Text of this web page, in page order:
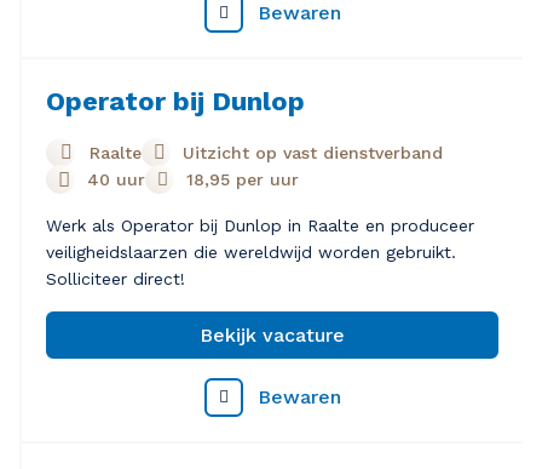
Bewaren
Operator bij Dunlop
Raalte
Uitzicht op vast dienstverband
40 uur
18,95 per uur
Werk als Operator bij Dunlop in Raalte en produceer
veiligheidslaarzen die wereldwijd worden gebruikt.
Solliciteer direct!
Bekijk vacature
Bewaren